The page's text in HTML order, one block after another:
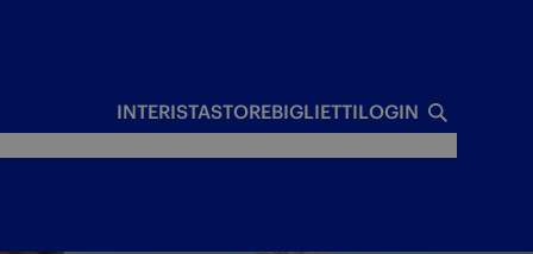
INTERISTASTOREBIGLIETTILOGIN